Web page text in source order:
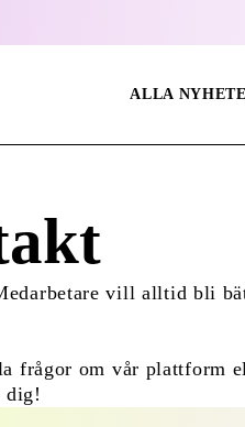
ALLA
vill alltid bli
frågor om vår plattform
dig!